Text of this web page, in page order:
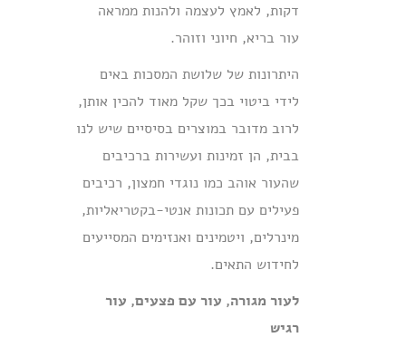
דקות, לאמץ לעצמה ולהנות ממראה
עור בריא, חיוני וזוהר.
היתרונות של שלושת המסכות באים
לידי ביטוי בכך שקל מאוד להכין אותן,
לרוב מדובר במוצרים בסיסיים שיש לנו
בבית, הן זמינות ועשירות ברכיבים
שהעור אוהב כמו נוגדי חמצון, רכיבים
פעילים עם תכונות אנטי-בקטריאליות,
מינרלים, ויטמינים ואנזימים המסייעים
לחידוש התאים.
לעור מגורה, עור עם פצעים, עור
רגיש